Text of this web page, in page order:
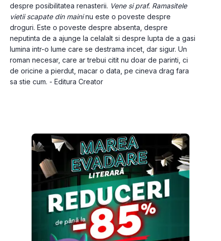
despre posibilitatea renasterii. Vene si praf. Ramasitele
vietii scapate din maini nu este o poveste despre
droguri. Este o poveste despre absenta, despre
neputinta de a ajunge la celalalt si despre lupta de a gasi
lumina intr-o lume care se destrama incet, dar sigur. Un
roman necesar, care ar trebui citit nu doar de parinti, ci
de oricine a pierdut, macar o data, pe cineva drag fara
sa stie cum. - Editura Creator